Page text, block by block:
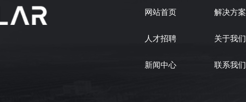
网站首页 解决方案
人才招聘 关于我们
新闻中心 联系我们